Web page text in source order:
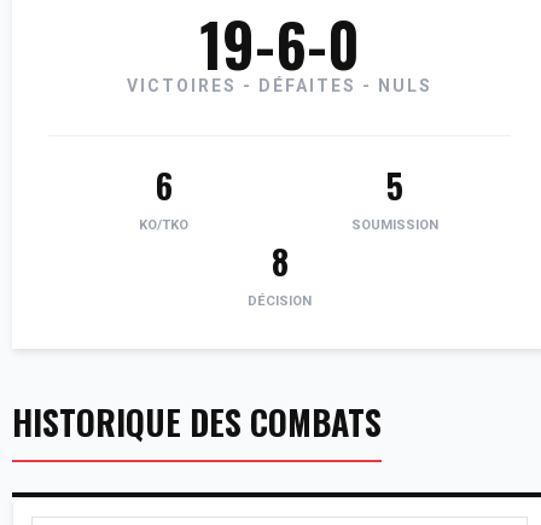
19-6-0
VICTOIRES - DÉFAITES - NULS
6
KO/TKO
5
SOUMISSION
8
DÉCISION
HISTORIQUE DES COMBATS